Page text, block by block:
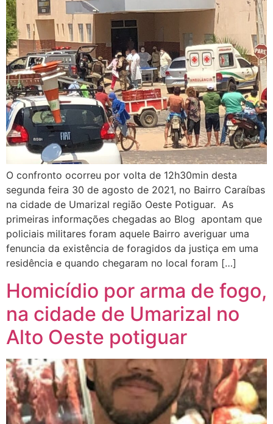
O confronto ocorreu por volta de 12h30min desta
segunda feira 30 de agosto de 2021, no Bairro Caraíbas
na cidade de Umarizal região Oeste Potiguar. As
primeiras informações chegadas ao Blog apontam que
policiais militares foram aquele Bairro averiguar uma
fenuncia da existência de foragidos da justiça em uma
residência e quando chegaram no local foram […]
Homicídio por arma de fogo,
na cidade de Umarizal no
Alto Oeste potiguar